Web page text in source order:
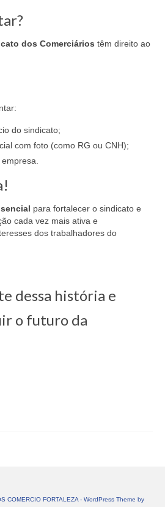
dos Comerciários têm direito ao
do sindicato;
com foto (como RG ou CNH);
para fortalecer o sindicato e
cada vez mais ativa e
dos trabalhadores do
dessa história e
o futuro da
COMERCIO FORTALEZA - WordPress Theme by